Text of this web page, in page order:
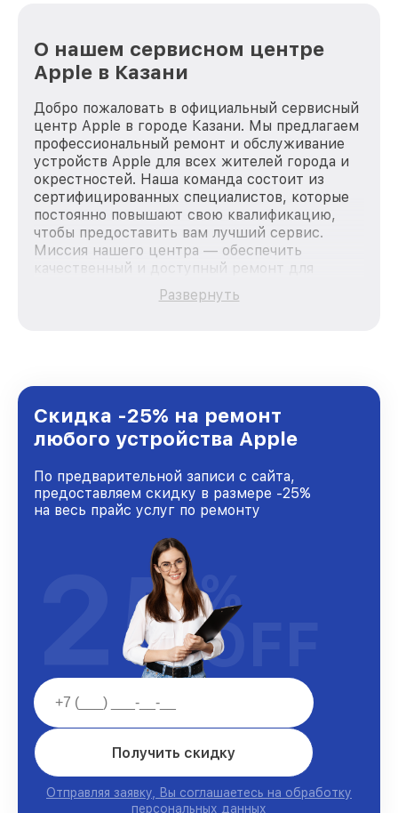
О нашем сервисном центре
Apple в Казани
Добро пожаловать в официальный сервисный
центр Apple в городе Казани. Мы предлагаем
профессиональный ремонт и обслуживание
устройств Apple для всех жителей города и
окрестностей. Наша команда состоит из
сертифицированных специалистов, которые
постоянно повышают свою квалификацию,
чтобы предоставить вам лучший сервис.
Миссия нашего центра — обеспечить
качественный и доступный ремонт для
каждого пользователя продукции Apple, вне
зависимости от сложности поломки. Мы
и лояльности наших клиентов.
Развернуть
Скидка -25% на ремонт
любого устройства Apple
По предварительной записи с сайта,
предоставляем скидку в размере -25%
на весь прайс услуг по ремонту
Получить скидку
Отправляя заявку, Вы соглашаетесь на обработку
персональных данных
25%
OFF